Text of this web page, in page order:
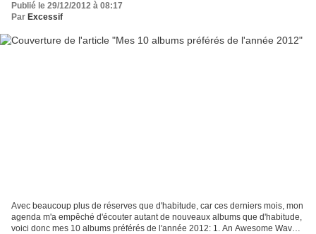
Publié le 29/12/2012 à 08:17
Par Excessif
Avec beaucoup plus de réserves que d'habitude, car ces derniers mois, mon
agenda m'a empêché d'écouter autant de nouveaux albums que d'habitude,
voici donc mes 10 albums préférés de l'année 2012: 1. An Awesome Wave